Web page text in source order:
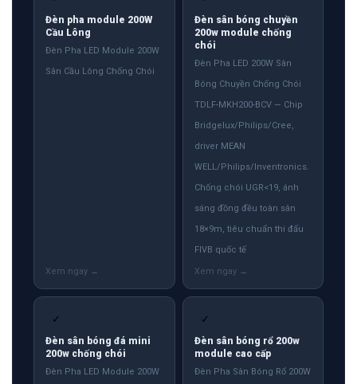
Đèn pha module 200W
Cầu Lông
Đèn Pha LED Module 200W
Sân Cầu Lông Chống Chói
Đèn sân bóng chuyền
200w module chống
chói
Đèn Pha LED 200W Sân
Bóng Chuyền Chống Chói
TDLF-MKH200-BCV — Chip
Bridgelux/Philips/Cree,
driver MEAN
WELL/Philips/Inventronics.
Chống chói UGR<19, ánh
sáng đồng đều toàn sân
18×9m, tiêu chuẩn thi đấu
FIVB quốc tế
✓
Đèn sân bóng đá mini
200w chống chói
Đèn Pha LED Module 200W
✓
Đèn sân bóng rổ 200w
module cao cấp
Đèn Pha Sân Bóng Rổ 200W